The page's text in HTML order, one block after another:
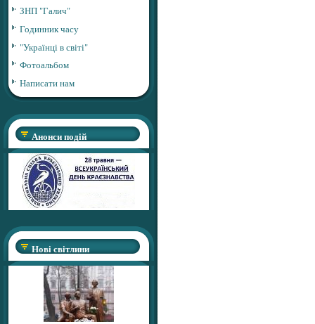
ЗНП "Галич"
Годинник часу
"Українці в світі"
Фотоальбом
Написати нам
Анонси подій
Нові світлини